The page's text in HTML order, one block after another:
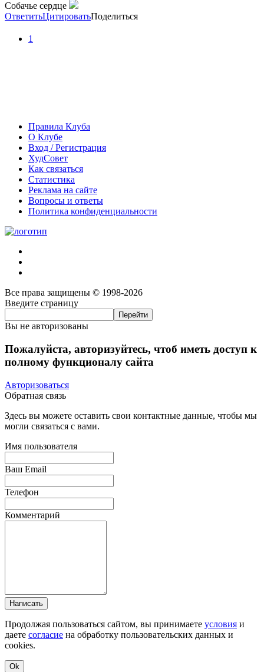
Собачье сердце
ОтветитьЦитироватьПоделиться
1
Правила Клуба
О Клубе
Вход / Регистрация
ХудСовет
Как связаться
Статистика
Реклама на сайте
Вопросы и ответы
Политика конфиденциальности
Все права защищены © 1998-2026
Введите страницу
Вы не авторизованы
Пожалуйста, авторизуйтесь, чтоб иметь доступ к
полному функционалу сайта
Авторизоваться
Обратная связь
Здесь вы можете оставить свои контактные данные, чтобы мы
могли связаться с вами.
Имя пользователя
Ваш Email
Телефон
Комментарий
Написать
Продолжая пользоваться сайтом, вы принимаете условия и
даете согласие на обработку пользовательских данных и
cookies.
Ok